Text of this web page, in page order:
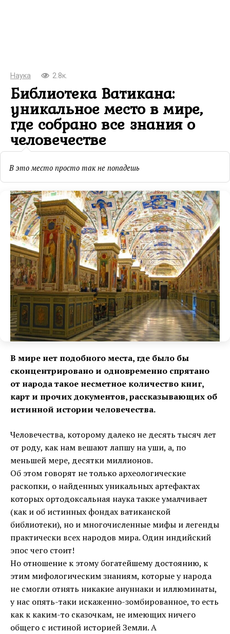
Наука 2.8к.
Библиотека Ватикана:
уникальное место в мире,
где собрано все знания о
человечестве
В это место просто так не попадешь
В мире нет подобного места, где было бы
сконцентрировано и одновременно спрятано
от народа такое несметное количество книг,
карт и прочих документов, рассказывающих об
истинной истории человечества.
Человечества, которому далеко не десять тысяч лет
от роду, как нам вешают лапшу на уши, а, по
меньшей мере, десятки миллионов.
Об этом говорят не только археологические
раскопки, о найденных уникальных артефактах
которых ортодоксальная наука также умалчивает
(как и об истинных фондах ватиканской
библиотеки), но и многочисленные мифы и легенды
практически всех народов мира. Один индийский
эпос чего стоит!
Но отношение к этому богатейшему достоянию, к
этим мифологическим знаниям, которые у народа
не смогли отнять никакие ануннаки и иллюминаты,
у нас опять-таки искаженно-зомбированное, то есть
как к каким-то сказочкам, не имеющих ничего
общего с истиной историей Земли. А